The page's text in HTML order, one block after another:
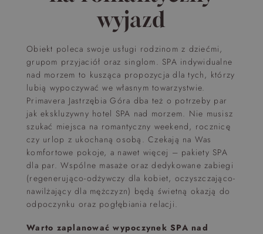
wyjazd
Obiekt poleca swoje usługi rodzinom z dziećmi,
grupom przyjaciół oraz singlom. SPA indywidualne
nad morzem to kusząca propozycja dla tych, którzy
lubią wypoczywać we własnym towarzystwie.
Primavera Jastrzębia Góra dba też o potrzeby par
jak ekskluzywny hotel SPA nad morzem. Nie musisz
szukać miejsca na romantyczny weekend, rocznicę
czy urlop z ukochaną osobą. Czekają na Was
komfortowe pokoje, a nawet więcej – pakiety SPA
dla par. Wspólne masaże oraz dedykowane zabiegi
(regenerująco-odżywczy dla kobiet, oczyszczająco-
nawilżający dla mężczyzn) będą świetną okazją do
odpoczynku oraz pogłębiania relacji.
Warto zaplanować wypoczynek SPA nad